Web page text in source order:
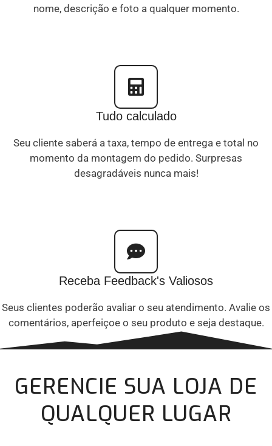
nome, descrição e foto a qualquer momento.
Tudo calculado
Seu cliente saberá a taxa, tempo de entrega e total no
momento da montagem do pedido. Surpresas
desagradáveis nunca mais!
Receba Feedback's Valiosos
Seus clientes poderão avaliar o seu atendimento. Avalie os
comentários, aperfeiçoe o seu produto e seja destaque.
GERENCIE SUA LOJA DE
QUALQUER LUGAR